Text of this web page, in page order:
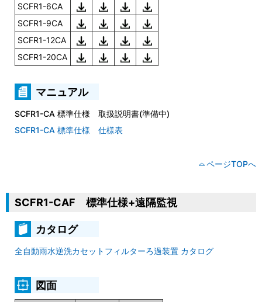
SCFR1-6CA
SCFR1-9CA
SCFR1-12CA
SCFR1-20CA
マニュアル
SCFR1-CA 標準仕様 取扱説明書(準備中)
SCFR1-CA 標準仕様 仕様表
ページTOPへ
SCFR1-CAF 標準仕様+遠隔監視
カタログ
全自動雨水逆洗カセットフィルターろ過装置 カタログ
図面